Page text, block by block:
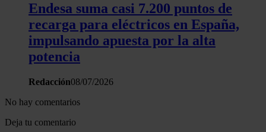
Endesa suma casi 7.200 puntos de
recarga para eléctricos en España,
impulsando apuesta por la alta
potencia
Redacción08/07/2026
No hay comentarios
Deja tu comentario